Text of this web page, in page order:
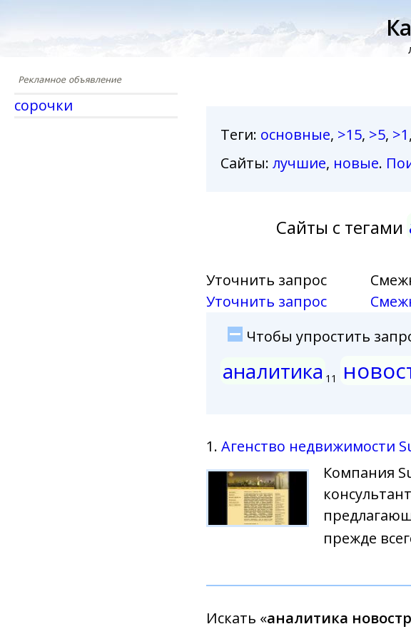
сорочки
Теги: основные, >15, >5, >1,
Сайты: лучшие, новые.
Сайты с тегами
Уточнить запрос
Уточнить запрос
Чтобы упростить
аналитика 11
1. Агенство недвижимости
Компания
прежде
Искать «аналитика